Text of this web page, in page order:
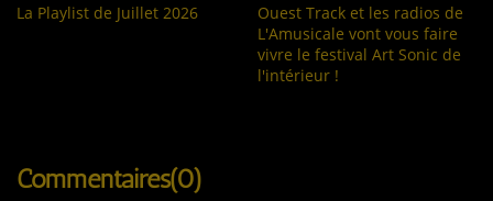
La Playlist de Juillet 2026
Ouest Track et les radios de
L'Amusicale vont vous faire
vivre le festival Art Sonic de
l'intérieur !
Commentaires(0)